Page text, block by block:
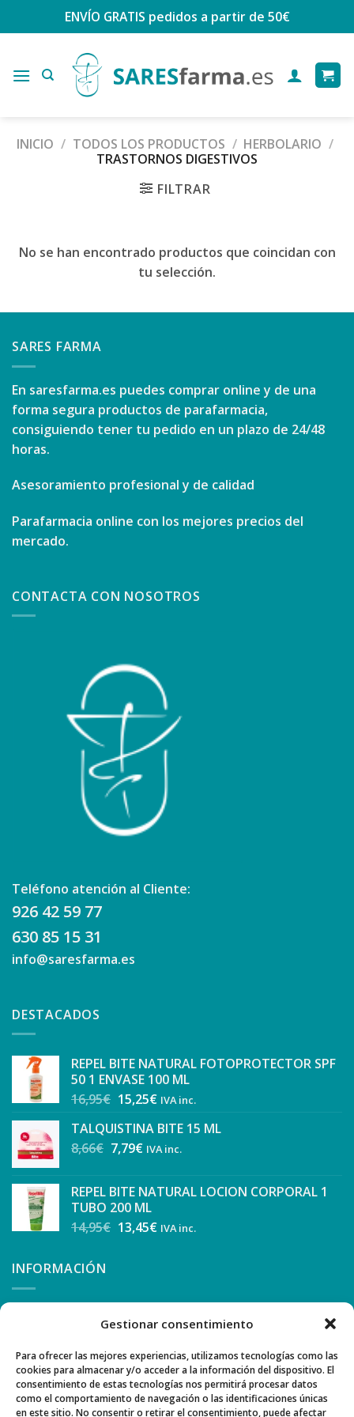
Gestionar consentimiento
Para ofrecer las mejores experiencias, utilizamos tecnologías como las
cookies para almacenar y/o acceder a la información del dispositivo. El
consentimiento de estas tecnologías nos permitirá procesar datos
como el comportamiento de navegación o las identificaciones únicas
en este sitio. No consentir o retirar el consentimiento, puede afectar
ENVÍO GRATIS pedidos a partir de 50€
INICIO / TODOS LOS PRODUCTOS / HERBOLARIO /
TRASTORNOS DIGESTIVOS
FILTRAR
No se han encontrado productos que coincidan con
tu selección.
SARES FARMA
En saresfarma.es puedes comprar online y de una
forma segura productos de parafarmacia,
consiguiendo tener tu pedido en un plazo de 24/48
horas.
Asesoramiento profesional y de calidad
Parafarmacia online con los mejores precios del
mercado.
CONTACTA CON NOSOTROS
Teléfono atención al Cliente:
926 42 59 77
630 85 15 31
info@saresfarma.es
DESTACADOS
REPEL BITE NATURAL FOTOPROTECTOR SPF
50 1 ENVASE 100 ML
16,95€ 15,25€ IVA inc.
TALQUISTINA BITE 15 ML
8,66€ 7,79€ IVA inc.
REPEL BITE NATURAL LOCION CORPORAL 1
TUBO 200 ML
14,95€ 13,45€ IVA inc.
INFORMACIÓN
CONDICIONES Y FORMA DE PAGO
AVISO LEGAL Y PRIVACIDAD
POLÍTICA DE COOKIES